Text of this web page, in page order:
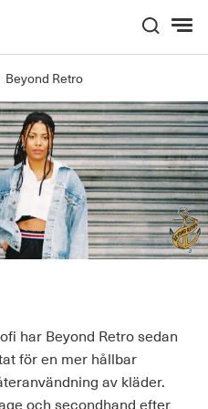
Beyond Retro
har Beyond Retro sedan
för en mer hållbar
av kläder.
och secondhand efter